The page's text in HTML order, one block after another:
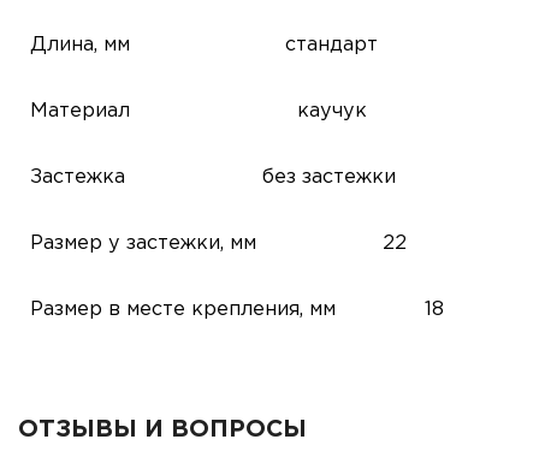
Длина, мм стандарт
Материал каучук
Застежка без застежки
Размер у застежки, мм 22
Размер в месте крепления, мм 18
ОТЗЫВЫ И ВОПРОСЫ